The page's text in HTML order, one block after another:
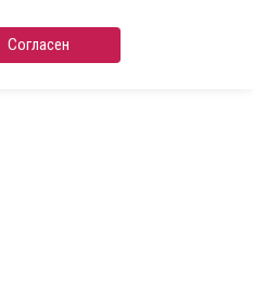
Согласен